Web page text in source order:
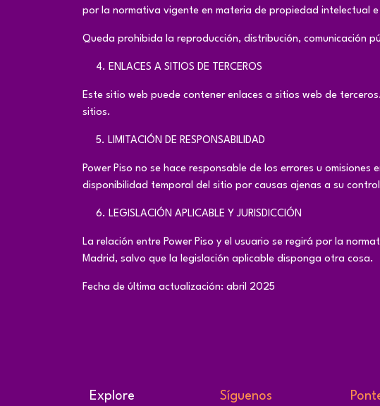
por la normativa vigente en materia de propiedad intelectual
Queda prohibida la reproducción, distribución, comunicación
​4. ENLACES A SITIOS DE TERCEROS
Este sitio web puede contener enlaces a sitios web de
sitios.
​5. LIMITACIÓN DE RESPONSABILIDAD
Power Piso no se hace responsable de los errores u
disponibilidad temporal del sitio por causas ajenas a su
​6. LEGISLACIÓN APLICABLE Y JURISDICCIÓN
La relación entre Power Piso y el usuario se regirá por la
Madrid, salvo que la legislación aplicable disponga otra cosa.
Fecha de última actualización: abril 2025
Síguenos
Explore